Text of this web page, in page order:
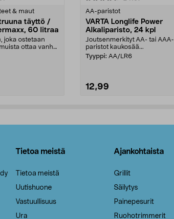
& maut
täyttö /
60 litraa
joka ostetaan
ottaa vanha
AA-paristot
VARTA Longlife Power
Alkaliparisto, 24 kpl
Joutsenmerkityt AA- tai AAA-
paristot kaukosää...
Tyyppi: AA/LR6
12,99
Tietoa meistä
Tietoa meistä
Uutishuone
Vastuullisuus
Ura
Ajankohtaista
Grillit
Säilytys
Painepesurit
Ruohotrimmerit